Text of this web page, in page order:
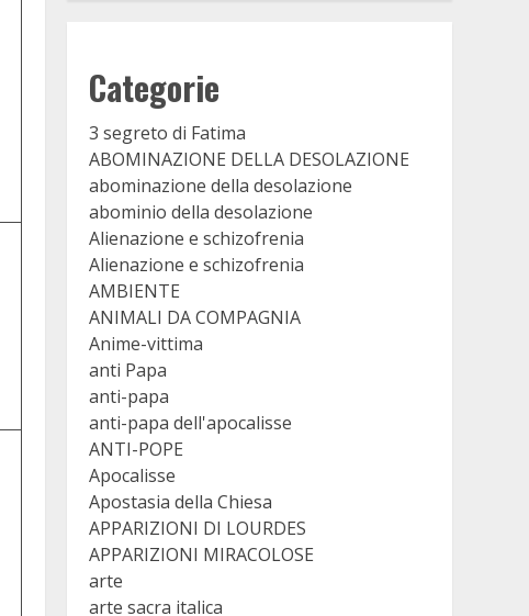
Categorie
3 segreto di Fatima
ABOMINAZIONE DELLA DESOLAZIONE
abominazione della desolazione
abominio della desolazione
Alienazione e schizofrenia
Alienazione e schizofrenia
AMBIENTE
ANIMALI DA COMPAGNIA
Anime-vittima
anti Papa
anti-papa
anti-papa dell'apocalisse
ANTI-POPE
Apocalisse
Apostasia della Chiesa
APPARIZIONI DI LOURDES
APPARIZIONI MIRACOLOSE
arte
arte sacra italica